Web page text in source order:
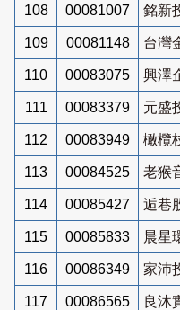
108 00081007 銘新
109 00081148 台灣
110 00083075 興澤
111 00083379 元盛
112 00083949 橄欖
113 00084525 老猴
114 00085427 逅巷
115 00085833 晨星
116 00086349 家沛
117 00086565 良沐